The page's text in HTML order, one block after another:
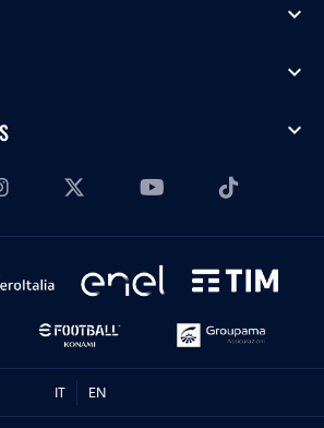
expand_more
expand_more
expand_more
IT EN